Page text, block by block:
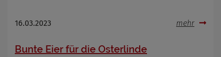
16.03.2023 mehr
Bunte Eier für die Osterlinde